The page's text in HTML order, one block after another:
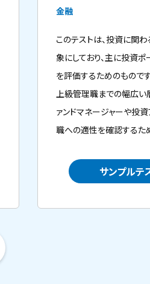
金融
このテストは、投資に関
象にしており、主に投資
を評価するためのもので
上級管理職までの幅広い
ァンドマネージャーや投
職への適性を確認するた
サンプルテ